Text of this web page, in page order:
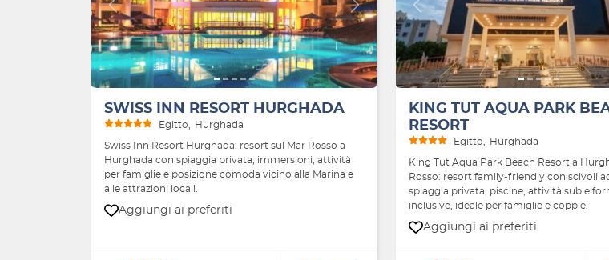
Indietro Avanti
SWISS INN RESORT HURGHADA
Egitto Hurghada
Swiss Inn Resort Hurghada: resort sul Mar Rosso a
Hurghada con spiaggia privata, immersioni, attività
per famiglie e posizione comoda vicino alla Marina e
alle attrazioni locali.
Aggiungi ai preferiti
Indietro
KING TUT AQUA PARK
RESORT
Egitto Hurghada
King Tut Aqua Park Beach Resort a
Rosso: resort family-friendly con scivoli
spiaggia privata, piscine, attività sub e
inclusive, ideale per famiglie e coppie.
Aggiungi ai preferiti